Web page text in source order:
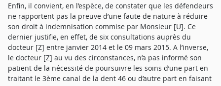
Enfin, il convient, en l’espèce, de constater que les défendeurs
ne rapportent pas la preuve d’une faute de nature à réduire
son droit à indemnisation commise par Monsieur [U]. Ce
dernier justifie, en effet, de six consultations auprès du
docteur [Z] entre janvier 2014 et le 09 mars 2015. A l’inverse,
le docteur [Z] au vu des circonstances, n’a pas informé son
patient de la nécessité de poursuivre les soins d’une part en
traitant le 3ème canal de la dent 46 ou d’autre part en faisant